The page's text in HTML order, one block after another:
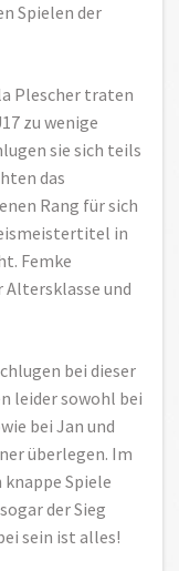
Spielen der
Plescher traten
zu wenige
sie sich teils
das
Rang für sich
in
Femke
und
bei dieser
leider sowohl bei
bei Jan und
überlegen. Im
Spiele
der Sieg
sein ist alles!